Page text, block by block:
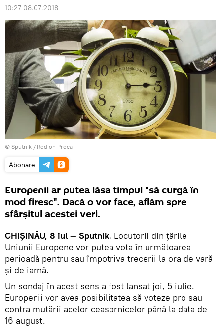
10:27 08.07.2018
© Sputnik / Rodion Proca
Abonare
Europenii ar putea lăsa timpul "să curgă în
mod firesc". Dacă o vor face, aflăm spre
sfârşitul acestei veri.
CHIŞINĂU, 8 iul — Sputnik. Locutorii din ţările
Uniunii Europene vor putea vota în următoarea
perioadă pentru sau împotriva trecerii la ora de vară
şi de iarnă.
Un sondaj în acest sens a fost lansat joi, 5 iulie.
Europenii vor avea posibilitatea să voteze pro sau
contra mutării acelor ceasornicelor până la data de
16 august.